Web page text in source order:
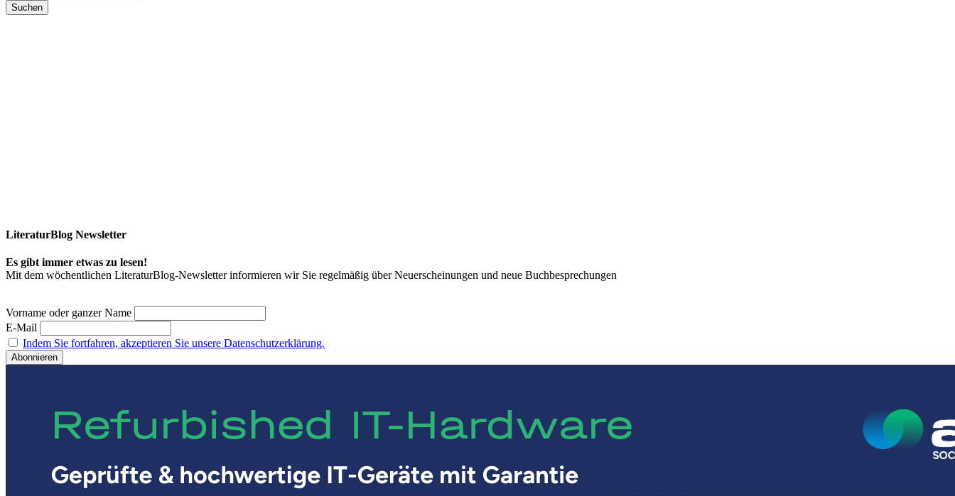
LiteraturBlog Newsletter
Es gibt immer etwas zu lesen!
Mit dem wöchentlichen LiteraturBlog-Newsletter informieren wir Sie regelmäßig über Neuerscheinungen und neue Buchbesprechungen
Vorname oder ganzer Name
E-Mail
Indem Sie fortfahren, akzeptieren Sie unsere Datenschutzerklärung.